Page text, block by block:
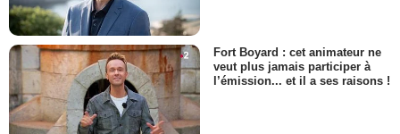
Fort Boyard : cet animateur ne
veut plus jamais participer à
l’émission... et il a ses raisons !